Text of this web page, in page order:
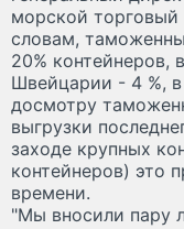
морской торговый
словам,
20%
Швейцарии - 4 %,
досмотру
выгрузки
заходе крупных
контейнеров) это
времени.
"Мы вносили пару